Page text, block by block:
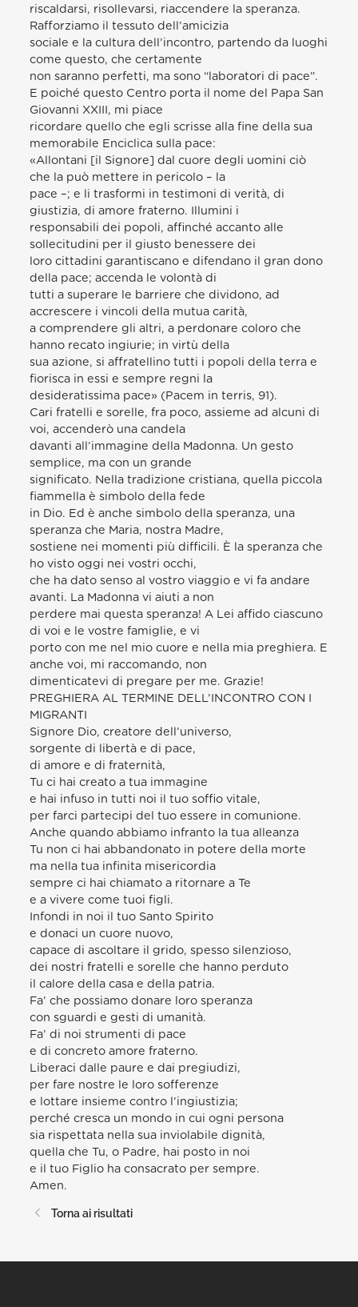
riscaldarsi, risollevarsi, riaccendere la speranza.
Rafforziamo il tessuto dell’amicizia
sociale e la cultura dell’incontro, partendo da luoghi
come questo, che certamente
non saranno perfetti, ma sono “laboratori di pace”.
E poiché questo Centro porta il nome del Papa San
Giovanni XXIII, mi piace
ricordare quello che egli scrisse alla fine della sua
memorabile Enciclica sulla pace:
«Allontani [il Signore] dal cuore degli uomini ciò
che la può mettere in pericolo – la
pace –; e li trasformi in testimoni di verità, di
giustizia, di amore fraterno. Illumini i
responsabili dei popoli, affinché accanto alle
sollecitudini per il giusto benessere dei
loro cittadini garantiscano e difendano il gran dono
della pace; accenda le volontà di
tutti a superare le barriere che dividono, ad
accrescere i vincoli della mutua carità,
a comprendere gli altri, a perdonare coloro che
hanno recato ingiurie; in virtù della
sua azione, si affratellino tutti i popoli della terra e
fiorisca in essi e sempre regni la
desideratissima pace» (Pacem in terris, 91).
Cari fratelli e sorelle, fra poco, assieme ad alcuni di
voi, accenderò una candela
davanti all’immagine della Madonna. Un gesto
semplice, ma con un grande
significato. Nella tradizione cristiana, quella piccola
fiammella è simbolo della fede
in Dio. Ed è anche simbolo della speranza, una
speranza che Maria, nostra Madre,
sostiene nei momenti più difficili. È la speranza che
ho visto oggi nei vostri occhi,
che ha dato senso al vostro viaggio e vi fa andare
avanti. La Madonna vi aiuti a non
perdere mai questa speranza! A Lei affido ciascuno
di voi e le vostre famiglie, e vi
porto con me nel mio cuore e nella mia preghiera. E
anche voi, mi raccomando, non
dimenticatevi di pregare per me. Grazie!
PREGHIERA AL TERMINE DELL’INCONTRO CON I
MIGRANTI
Signore Dio, creatore dell’universo,
sorgente di libertà e di pace,
di amore e di fraternità,
Tu ci hai creato a tua immagine
e hai infuso in tutti noi il tuo soffio vitale,
per farci partecipi del tuo essere in comunione.
Anche quando abbiamo infranto la tua alleanza
Tu non ci hai abbandonato in potere della morte
ma nella tua infinita misericordia
sempre ci hai chiamato a ritornare a Te
e a vivere come tuoi figli.
Infondi in noi il tuo Santo Spirito
e donaci un cuore nuovo,
capace di ascoltare il grido, spesso silenzioso,
dei nostri fratelli e sorelle che hanno perduto
il calore della casa e della patria.
Fa’ che possiamo donare loro speranza
con sguardi e gesti di umanità.
Fa’ di noi strumenti di pace
e di concreto amore fraterno.
Liberaci dalle paure e dai pregiudizi,
per fare nostre le loro sofferenze
e lottare insieme contro l’ingiustizia;
perché cresca un mondo in cui ogni persona
sia rispettata nella sua inviolabile dignità,
quella che Tu, o Padre, hai posto in noi
e il tuo Figlio ha consacrato per sempre.
Amen.
Torna ai risultati